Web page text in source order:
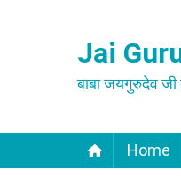
Jai
बाबा जयगुरुदेव जी
Home